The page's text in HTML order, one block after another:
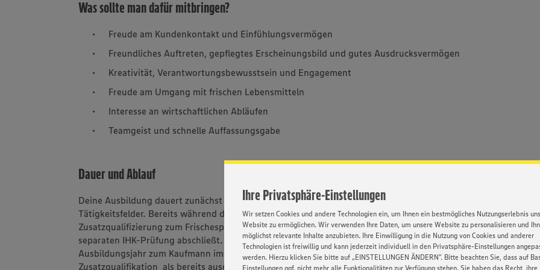
Ihre Privatsphäre-Einstellungen
Wir setzen Cookies und andere Technologien ein, um Ihnen ein bestmögliches Nutzungserlebnis
Website zu ermöglichen. Wir verwenden Ihre Daten, um unsere Website zu personalisieren und
möglichst relevante Inhalte anzubieten. Ihre Einwilligung in die Nutzung von Cookies und anderer
Technologien ist freiwillig und kann jederzeit individuell in den Privatsphäre-Einstellungen
werden. Hierzu klicken Sie bitte auf „EINSTELLUNGEN ÄNDERN”. Bitte beachten Sie, dass auf
Einstellungen ggf. nicht mehr alle Funktionalitäten zur Verfügung stehen. Sie haben das Recht, ihre
Was sollte man dafür mitbringen?
Freude am Kundenkontakt und Einfühlungsvermögen
Freundliches Auftreten, gepflegtes Erscheinungsbild und gutes Ausdrucksvermögen
Kreativität, Verantwortungsbewusstsein und Engagement
Freude am Umgang mit frischen Lebensmitteln
Interesse an wirtschaftlichen Abläufen
Teamgeist und schnelle Auffassungsgabe
Dauer und Ablauf
Deine Ausbildung dauert zunächst zwei Jahre. Dabei durchläufst du abwechslungsreiche
Tätigkeitsfelder. Bereits während deiner Ausbildung beginnst du überdies mit deiner
Zusatzqualifizierung zum Frischespezialist (IHK), die du dann nach drei Jahren mit einer
separaten IHK-Prüfung abschließt. Entweder indem du dann gleich auch noch das dritte
Ausbildungsjahr zum Kaufmann im Einzelhandel (m/w/d) dranhängst oder die
Zusatzqualifikation als bereits ausgelernter Verkäufer (m/w/d) ablegst. Ganz schön fresh,